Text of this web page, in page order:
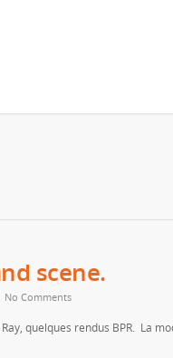
scene.
No Comments
quelques rendus BPR. La